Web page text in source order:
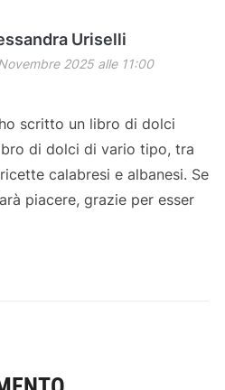
Uriselli
2025 alle 11:00
scritto un libro di dolci
di dolci di vario tipo, tra
calabresi e albanesi. Se
piacere, grazie per esser